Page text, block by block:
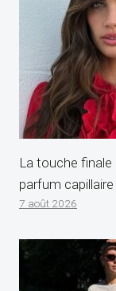
La touche
parfum capillaire
7 août 2026